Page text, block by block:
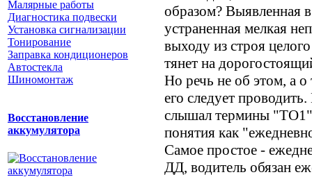
Малярные работы
Диагностика подвески
Установка сигнализации
Тонирование
Заправка кондиционеров
Автостекла
Шиномонтаж
Восстановление
аккумулятора
образом? Выявленная
устраненная мелкая
выходу из строя
тянет на
Но речь не об этом, а
его следует
слышал термины "ТО1"
понятия как
Самое простое -
ДД, водитель обязан